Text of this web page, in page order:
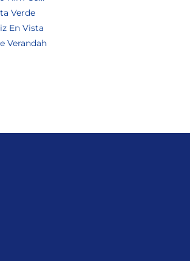
Verde
En Vista
Verandah